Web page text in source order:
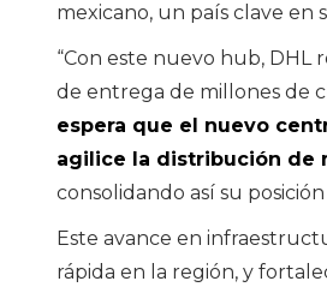
mexicano, un país clave en
“Con este nuevo hub,
de entrega de millones de
espera que el nuevo
agilice la distribución de
consolidando así su
Este avance en
rápida en la región, y